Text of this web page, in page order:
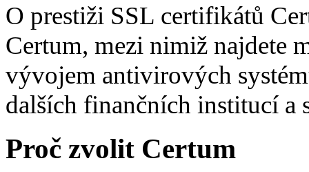
O prestiži SSL certifikátů
Certum, mezi nimiž najdete
vývojem antivirových
dalších finančních institucí a
Proč zvolit Certum